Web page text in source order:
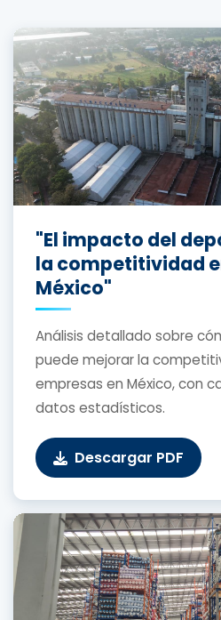
"El impacto del
la competitividad
México"
Análisis detallado sobre
puede mejorar la
empresas en México, con
datos estadísticos.
Descargar PDF